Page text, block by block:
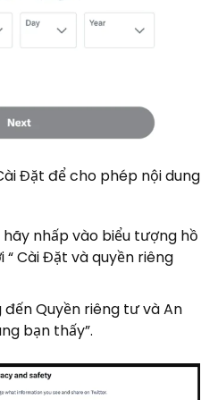
Đặt để cho phép nội dung
nhấp vào biểu tượng hồ
Cài Đặt và quyền riêng
Quyền riêng tư và An
bạn thấy”.